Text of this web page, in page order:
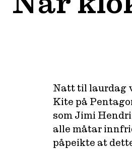
Natt til laurdag
Kite på
som Jimi
alle måtar
påpeikte at